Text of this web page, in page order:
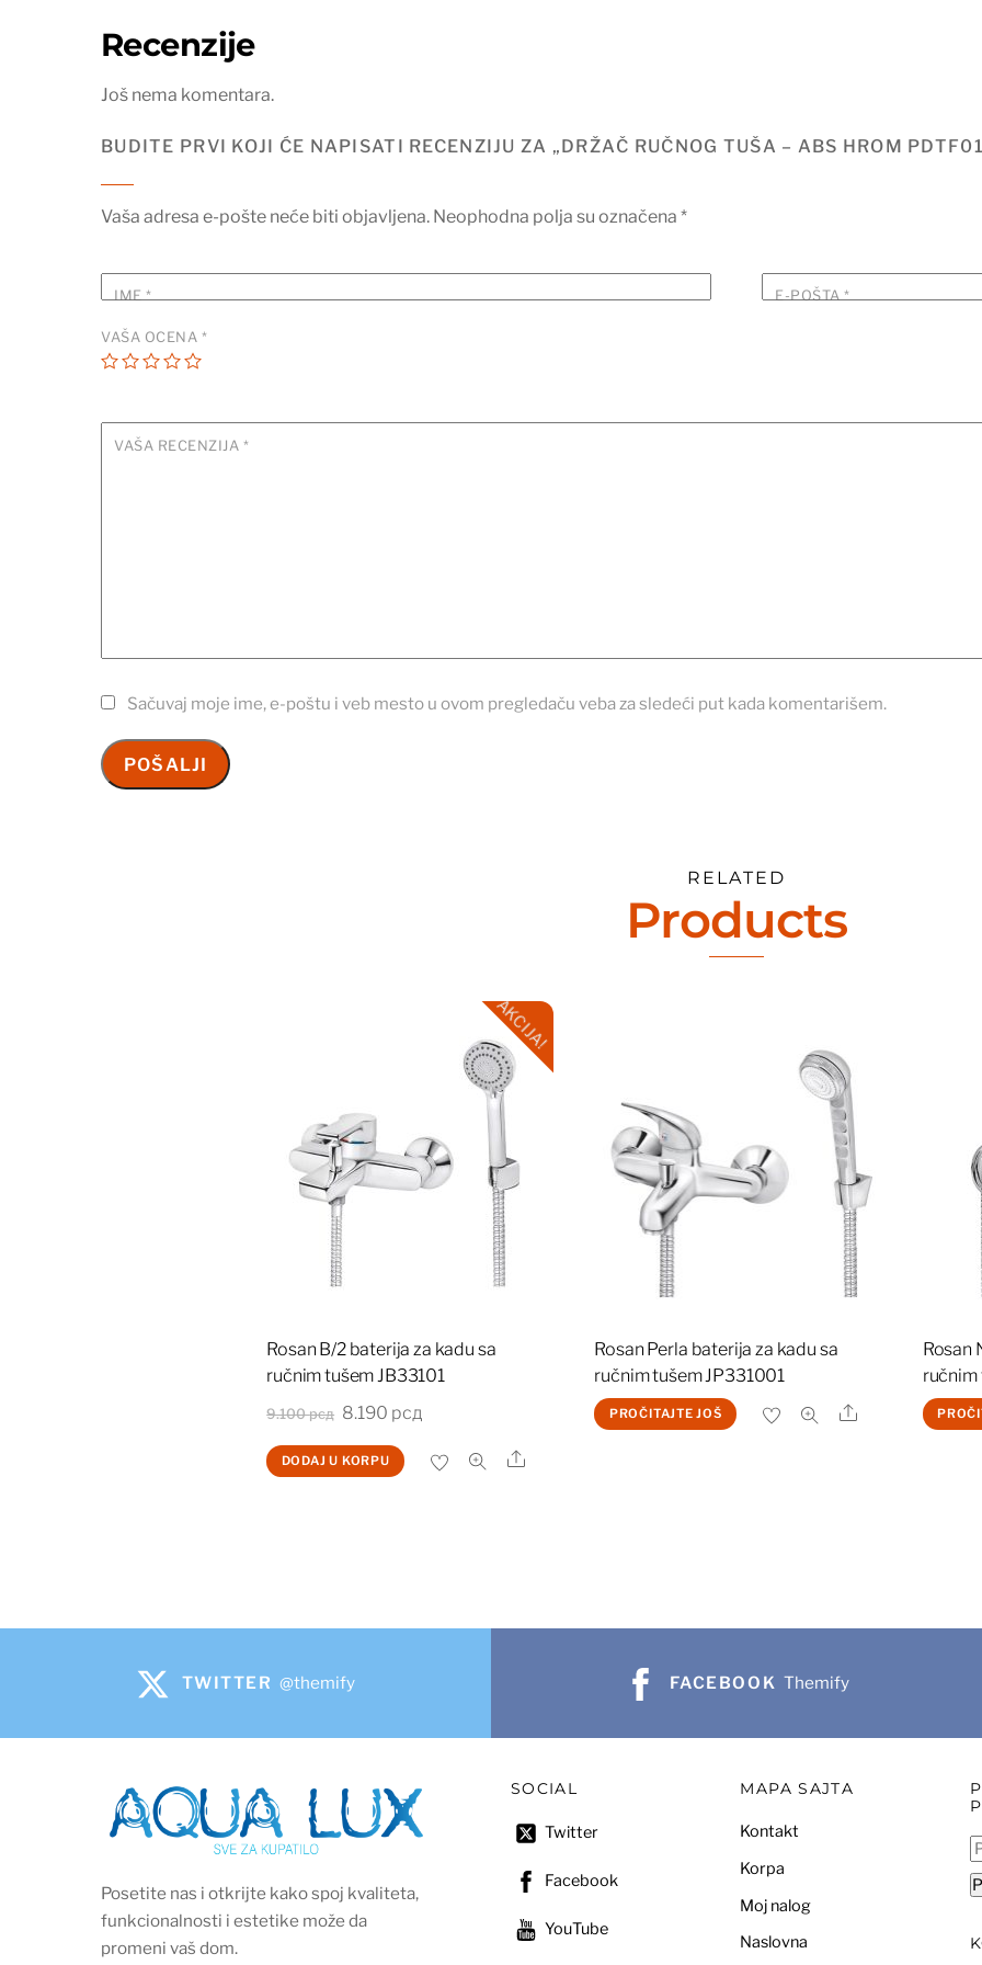
Recenzije
Još nema komentara.
BUDITE PRVI KOJI ĆE NAPISATI RECENZIJU ZA „DRŽAČ RUČNOG TUŠA – ABS HROM
Vaša adresa e-pošte neće biti objavljena. Neophodna polja su označena *
IME* E-POŠTA*
VAŠA OCENA *
VAŠA RECENZIJA *
Sačuvaj moje ime, e-poštu i veb mesto u ovom pregledaču veba za sledeći put kada komentarišem.
RELATED
Products
AKCIJA!
Rosan B/2 baterija za kadu sa
ručnim tušem JB33101
9.100рсд Originalna
cena
je
8.190 рсдTrenutna
je:
DODAJ U KORPU Share
Rosan Perla baterija za kadu sa
ručnim tušem JP331001
PROČITAJTE JOŠ Share
Rosan
ručnim
TWITTER @themify FACEBOOK Themify
Posetite nas i otkrijte kako spoj kvaliteta,
funkcionalnosti i estetike može da
promeni vaš dom.
SOCIAL
Twitter
Facebook
YouTube
MAPA SAJTA
Kontakt
Korpa
Moj nalog
Naslovna